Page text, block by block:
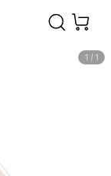
1 / 1